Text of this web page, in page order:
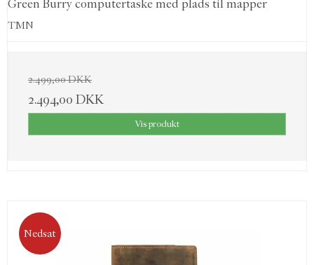
Green Burry computertaske med plads til mapper
TMN
2.499,00 DKK
2.494,00 DKK
Vis produkt
Nedsat